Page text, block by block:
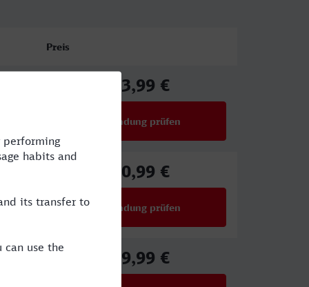
Preis
43,99 €
Verbindung prüfen
40,99 €
Verbindung prüfen
29,99 €